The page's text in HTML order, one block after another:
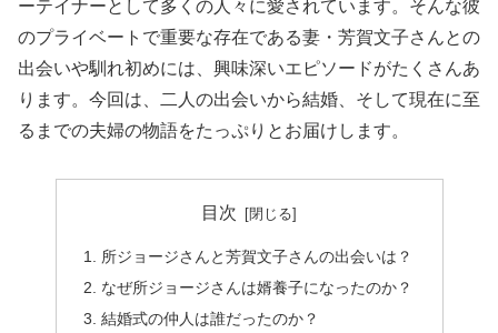
ーテイナーとして多くの人々に愛されています。そんな彼
のプライベートで重要な存在である妻・芳賀文子さんとの
出会いや馴れ初めには、興味深いエピソードがたくさんあ
ります。今回は、二人の出会いから結婚、そして現在に至
るまでの夫婦の物語をたっぷりとお届けします。
目次
所ジョージさんと芳賀文子さんの出会いは？
なぜ所ジョージさんは婿養子になったのか？
結婚式の仲人は誰だったのか？